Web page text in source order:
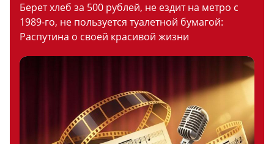
Берет хлеб за 500 рублей, не ездит на метро с
1989-го, не пользуется туалетной бумагой:
Распутина о своей красивой жизни